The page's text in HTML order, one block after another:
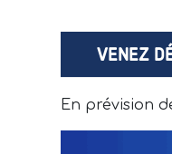
VENEZ
En prévision